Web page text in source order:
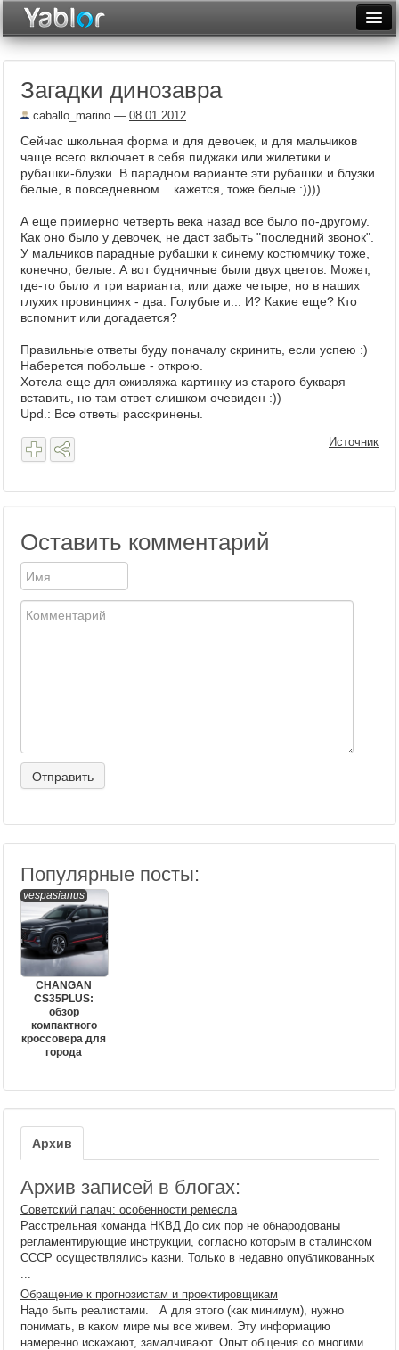
Неделя
Месяц
Рейтинги
Архив
Видеотоп
Загадки динозавра
caballo_marino — 08.01.2012
Сейчас школьная форма и для девочек, и для мальчиков
чаще всего включает в себя пиджаки или жилетики и
рубашки-блузки. В парадном варианте эти рубашки и блузки
белые, в повседневном... кажется, тоже белые :))))
А еще примерно четверть века назад все было по-другому.
Как оно было у девочек, не даст забыть "последний звонок".
У мальчиков парадные рубашки к синему костюмчику тоже,
конечно, белые. А вот будничные были двух цветов. Может,
где-то было и три варианта, или даже четыре, но в наших
глухих провинциях - два. Голубые и... И? Какие еще? Кто
вспомнит или догадается?
Правильные ответы буду поначалу скринить, если успею :)
Наберется побольше - открою.
Хотела еще для оживляжа картинку из старого букваря
вставить, но там ответ слишком очевиден :))
Upd.: Все ответы расскринены.
Источник
Оставить комментарий
Популярные посты:
vespasianus
CHANGAN
CS35PLUS:
обзор
компактного
кроссовера для
города
Архив
Архив записей в блогах:
Советский палач: особенности ремесла
Расстрельная команда НКВД До сих пор не обнародованы
регламентирующие инструкции, согласно которым в сталинском
СССР осуществлялись казни. Только в недавно опубликованных
...
Обращение к прогнозистам и проектировщикам
Надо быть реалистами. А для этого (как минимум), нужно
понимать, в каком мире мы все живем. Эту информацию
намеренно искажают, замалчивают. Опыт общения со многими